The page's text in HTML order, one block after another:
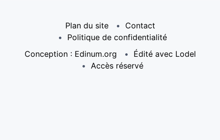
Plan du site
Contact
Politique de confidentialité
Conception : Edinum.org
Édité avec Lodel
Accès réservé